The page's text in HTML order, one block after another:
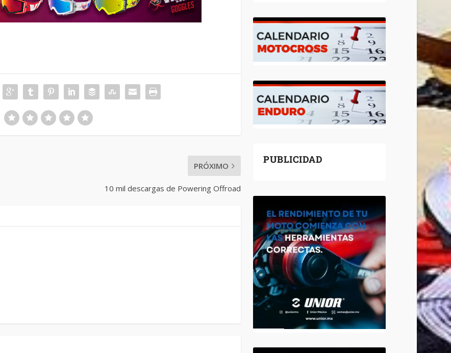
PRÓXIMO
10 mil descargas de Powering Offroad
PUBLICIDAD